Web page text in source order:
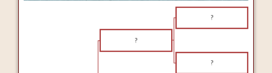
?
?
?